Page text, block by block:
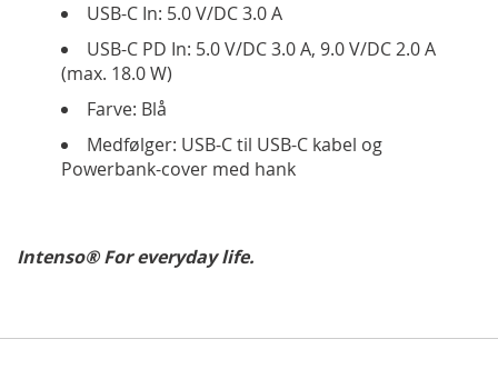
USB-C In: 5.0 V/DC 3.0 A
USB-C PD In: 5.0 V/DC 3.0 A, 9.0 V/DC 2.0 A
(max. 18.0 W)
Farve: Blå
Medfølger: USB-C til USB-C kabel og
Powerbank-cover med hank
Intenso® For everyday life.